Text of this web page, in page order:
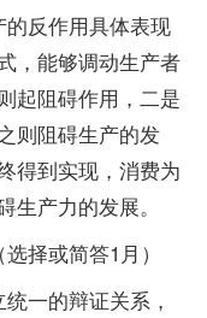
反作用具体表现
，能够调动生产者
起阻碍作用，二是
则阻碍生产的发
得到实现，消费为
产力的发展。
择或简答1月）
一的辩证关系，